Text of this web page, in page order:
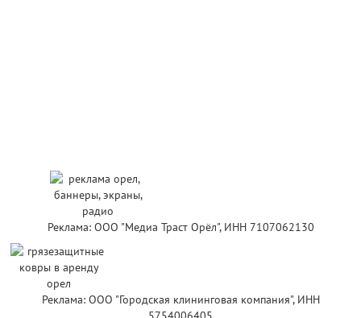
Реклама: ООО "Медиа Траст Орёл", ИНН 7107062130
Реклама: ООО "Городская клининговая компания", ИНН